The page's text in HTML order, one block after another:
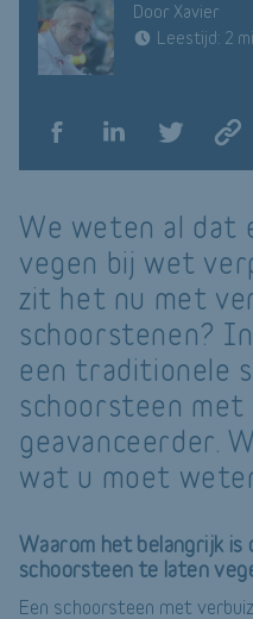
Door Xavier
Leestijd: 2
We weten al dat
vegen bij wet
zit het nu met
schoorstenen?
een traditionele
schoorsteen met
geavanceerder.
wat u moet
Waarom het belangrijk is
schoorsteen te laten
Een schoorsteen met